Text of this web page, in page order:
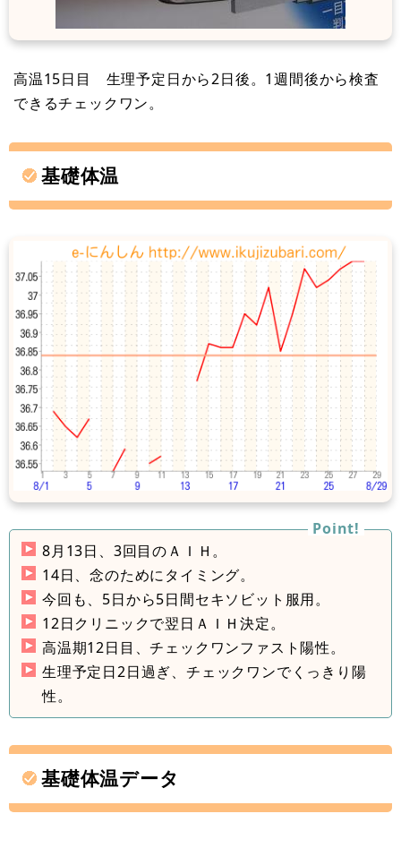
高温15日目 生理予定日から2日後。1週間後から検査
できるチェックワン。
基礎体温
8月13日、3回目のＡＩＨ。
14日、念のためにタイミング。
今回も、5日から5日間セキソビット服用。
12日クリニックで翌日ＡＩＨ決定。
高温期12日目、チェックワンファスト陽性。
生理予定日2日過ぎ、チェックワンでくっきり陽
性。
基礎体温データ